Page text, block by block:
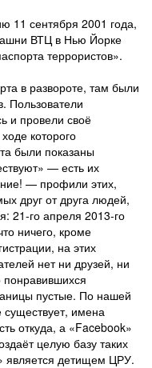
11 сентября 2001 года,
ВТЦ в Нью Йорке
террористов».
в развороте, там были
Пользователи
и провели своё
которого
были показаны
— есть их
— профили этих,
друг от друга людей,
21-го апреля 2013-го
ничего, кроме
на этих
нет ни друзей, ни
понравившихся
пустые. По нашей
существует, имена
откуда, а «Facebook»
целую базу таких
является детищем ЦРУ.